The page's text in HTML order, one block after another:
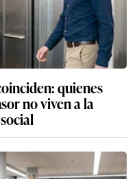
quienes
no viven a la